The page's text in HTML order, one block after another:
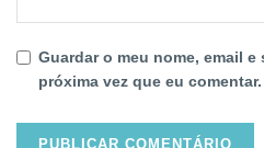
Guardar o meu nome, email
próxima vez que eu comentar.